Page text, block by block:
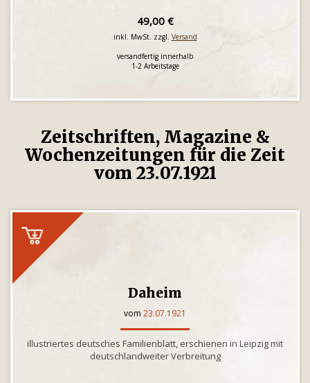
49,00 €
inkl. MwSt. zzgl. Versand
versandfertig innerhalb
1-2 Arbeitstage
Zeitschriften, Magazine &
Wochenzeitungen für die Zeit
vom 23.07.1921
Daheim
vom 23.07.1921
illustriertes deutsches Familienblatt, erschienen in Leipzig mit
deutschlandweiter Verbreitung